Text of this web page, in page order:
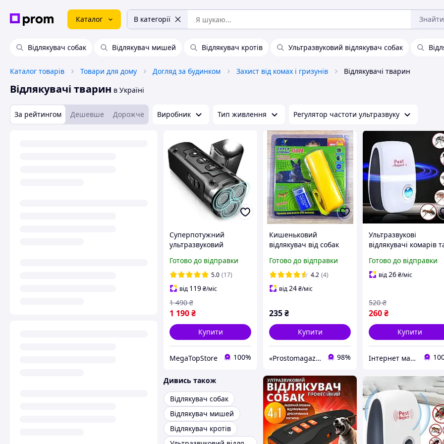
Каталог В категорії Знайти
Відлякувач собак Відлякувач мишей Відлякувач кротів Ультразвуковий відлякувач собак
Каталог товарів Товари для дому Догляд за будинком Захист від комах і гризунів Відлякувачі тварин
Відлякувачі тварин в Україні
За рейтингом Дешевше Дорожче Виробник Тип живлення Регулятор частоти ультразвуку
Суперпотужний
ультразвуковий
(Black) радіус до 15м,
ліхтар, 3 режима, на
акамуляторі
Готово до відправки
5.0 (17)
від 119₴/міс
1 190₴
1 490 ₴
Купити
MegaTopStore 100%
Кишеньковий
відлякувач від собак
Готово до відправки
4.2 (4)
від24₴/міс
235₴
Купити
«Prostomagazin» 98%
Ультразвукові
відлякувачі комарів
мишей Миші в
Відлякувач мух
Готово до відправки
від26₴/міс
260₴
520 ₴
Купити
Інтернет магазин «Electro Dream» 🛒 Компетентність! Якість товару! Швидка відправка! ✅
Дивись також
Відлякувач собак
Відлякувач мишей
Відлякувач кротів